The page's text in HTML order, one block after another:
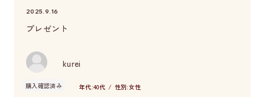
2025.9.16
プレゼント
kurei
購入確認済み 年代:40代 性別:女性